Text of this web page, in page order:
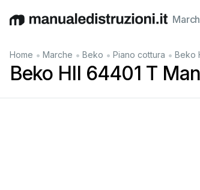
EnglishDeutschEspañol Italiano Français
Home • Marche • Beko • Piano cottura • Beko
Beko HII 64401 T